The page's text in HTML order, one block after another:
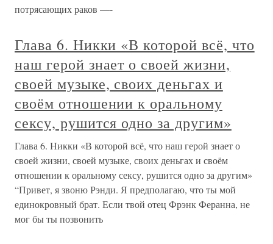
потрясающих раков —-
Глава 6. Никки «В которой всё, что
наш герой знает о своей жизни,
своей музыке, своих деньгах и
своём отношении к оральному
сексу, рушится одно за другим»
Глава 6. Никки «В которой всё, что наш герой знает о
своей жизни, своей музыке, своих деньгах и своём
отношении к оральному сексу, рушится одно за другим»
“Привет, я звоню Рэнди. Я предполагаю, что ты мой
единокровный брат. Если твой отец Фрэнк Феранна, не
мог бы ты позвонить